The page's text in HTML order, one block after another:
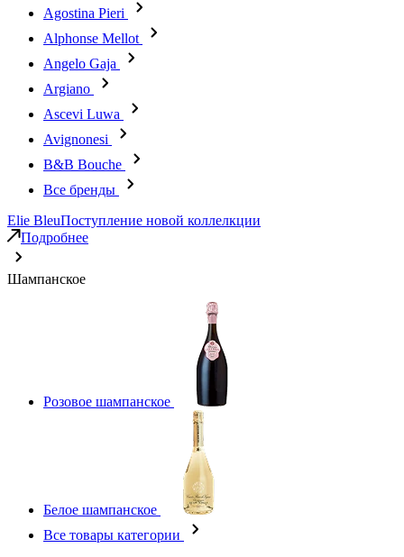
Agostina Pieri
Alphonse Mellot
Angelo Gaja
Argiano
Ascevi Luwa
Avignonesi
B&B Bouche
Все бренды
Elie BleuПоступление новой коллелкции
Подробнее
Шампанское
Розовое шампанское
Белое шампанское
Все товары категории